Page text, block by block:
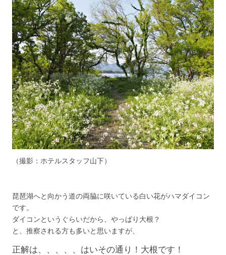
（撮影：ホテルスタッフ山下）
琵琶湖へと向かう道の両脇に咲いている白い花がハマダイコン
です。
ダイコンというぐらいだから、やっぱり大根？
と、推察される方も多いと思いますが、
正解は、、、、、はいその通り！大根です！